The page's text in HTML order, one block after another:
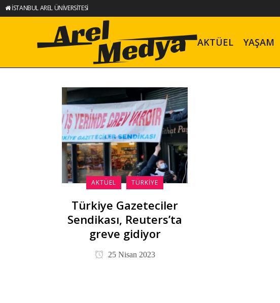
İSTANBUL AREL ÜNİVERSİTESİ
AKTÜEL YAŞAM
AKTÜEL TÜRKIYE
Türkiye Gazeteciler
Sendikası, Reuters’ta
greve gidiyor
25 Nisan 2023